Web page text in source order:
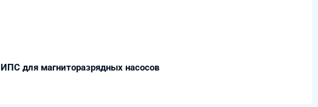
ИПС для магниторазрядных насосов